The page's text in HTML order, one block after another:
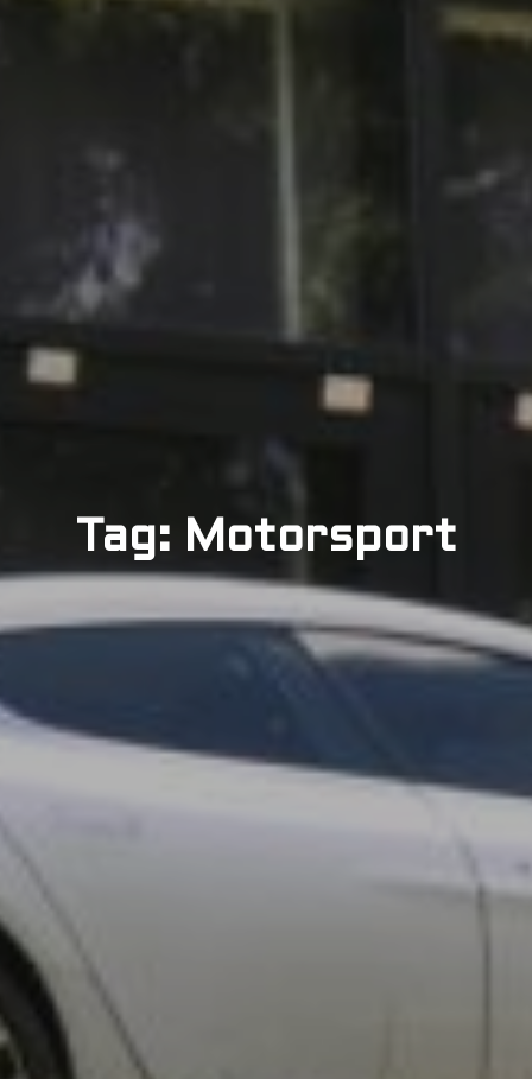
Tag: Motorsport